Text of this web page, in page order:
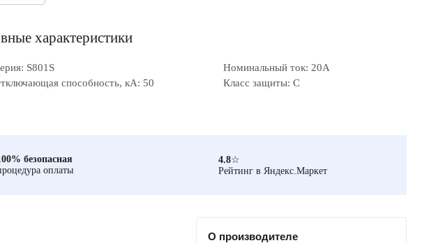
характеристики
S801S
Номинальный ток: 20А
способность, кА: 50
Класс защиты: C
безопасная
оплаты
4.8☆
Рейтинг в Яндекс.Маркет
О производителе